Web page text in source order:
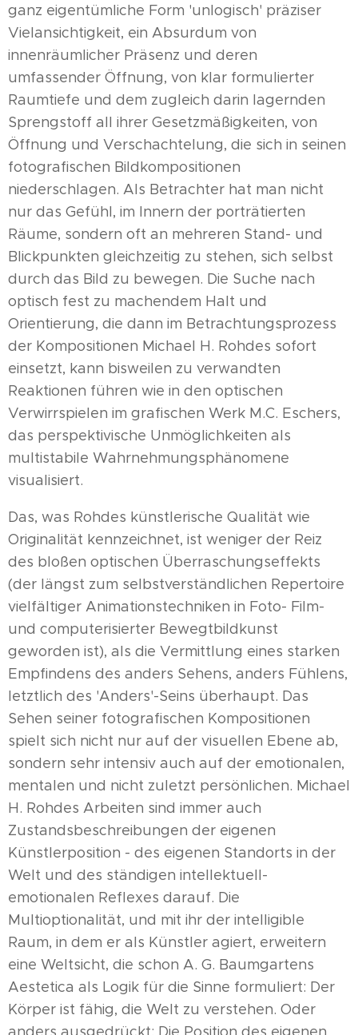
ganz eigentümliche Form 'unlogisch' präziser
Vielansichtigkeit, ein Absurdum von
innenräumlicher Präsenz und deren
umfassender Öffnung, von klar formulierter
Raumtiefe und dem zugleich darin lagernden
Sprengstoff all ihrer Gesetzmäßigkeiten, von
Öffnung und Verschachtelung, die sich in seinen
fotografischen Bildkompositionen
niederschlagen. Als Betrachter hat man nicht
nur das Gefühl, im Innern der porträtierten
Räume, sondern oft an mehreren Stand- und
Blickpunkten gleichzeitig zu stehen, sich selbst
durch das Bild zu bewegen. Die Suche nach
optisch fest zu machendem Halt und
Orientierung, die dann im Betrachtungsprozess
der Kompositionen Michael H. Rohdes sofort
einsetzt, kann bisweilen zu verwandten
Reaktionen führen wie in den optischen
Verwirrspielen im grafischen Werk M.C. Eschers,
das perspektivische Unmöglichkeiten als
multistabile Wahrnehmungsphänomene
visualisiert.
Das, was Rohdes künstlerische Qualität wie
Originalität kennzeichnet, ist weniger der Reiz
des bloßen optischen Überraschungseffekts
(der längst zum selbstverständlichen Repertoire
vielfältiger Animationstechniken in Foto- Film-
und computerisierter Bewegtbildkunst
geworden ist), als die Vermittlung eines starken
Empfindens des anders Sehens, anders Fühlens,
letztlich des 'Anders'-Seins überhaupt. Das
Sehen seiner fotografischen Kompositionen
spielt sich nicht nur auf der visuellen Ebene ab,
sondern sehr intensiv auch auf der emotionalen,
mentalen und nicht zuletzt persönlichen. Michael
H. Rohdes Arbeiten sind immer auch
Zustandsbeschreibungen der eigenen
Künstlerposition - des eigenen Standorts in der
Welt und des ständigen intellektuell-
emotionalen Reflexes darauf. Die
Multioptionalität, und mit ihr der intelligible
Raum, in dem er als Künstler agiert, erweitern
eine Weltsicht, die schon A. G. Baumgartens
Aestetica als Logik für die Sinne formuliert: Der
Körper ist fähig, die Welt zu verstehen. Oder
anders ausgedrückt: Die Position des eigenen